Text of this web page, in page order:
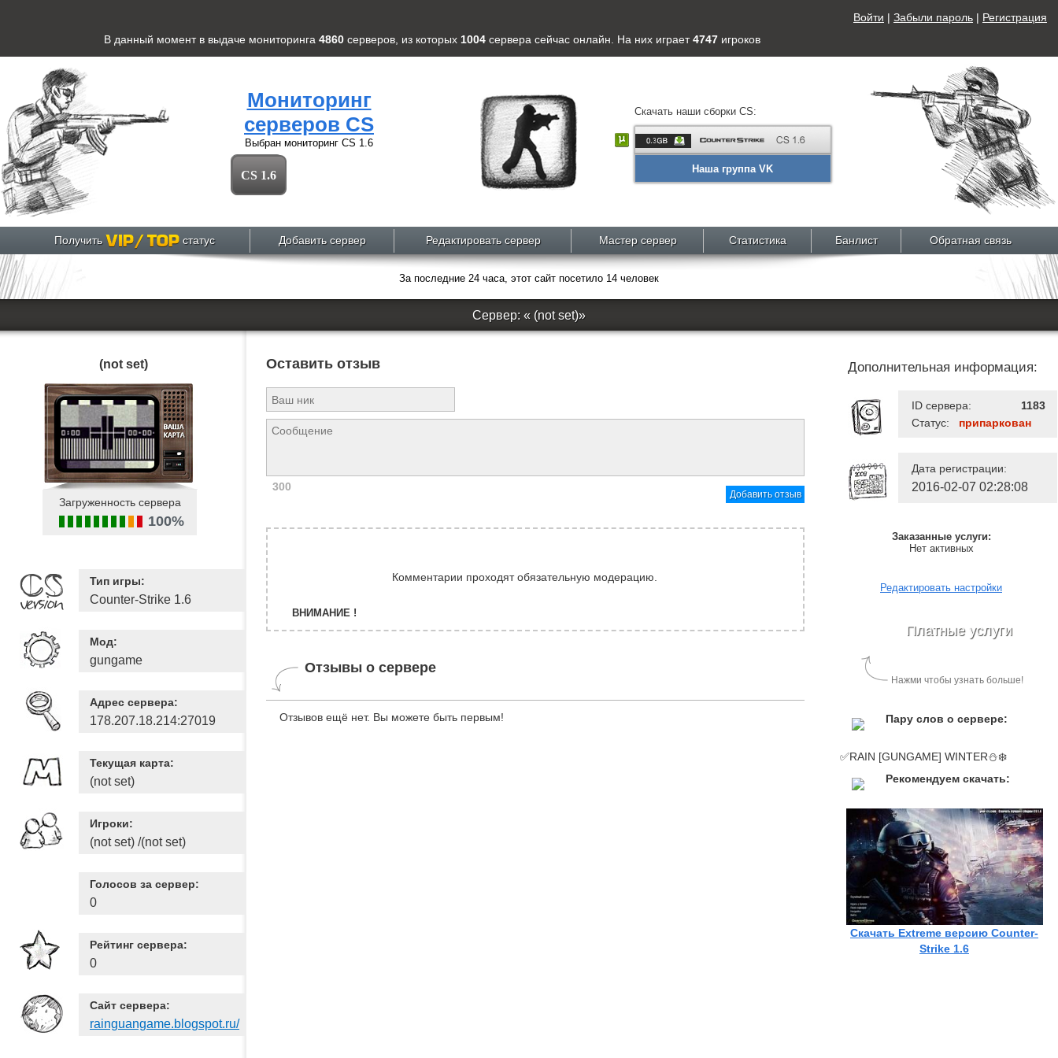
Войти | Забыли пароль | Регистрация
В данный момент в выдаче мониторинга 4860 серверов , из которых 1004 сервера сейчас онлайн. На них играет4747 игроков
Мониторинг
серверов CS
Выбран мониторинг CS 1.6
CS 1.6
Скачать наши сборки CS:
Наша группа VK
Получить статус Добавить сервер Редактировать сервер Мастер сервер Статистика Банлист Обратная связь
За последние 24 часа, этот сайт посетило 14 человек
Сервер: « (not set)»
(not set)
Загруженность сервера
100%
Тип игры:
Counter-Strike 1.6
Мод:
gungame
Адрес сервера:
178.207.18.214:27019
Текущая карта:
(not set)
Игроки:
(not set) /(not set)
Голосов за сервер:
0
Рейтинг сервера:
0
Сайт сервера:
rainguangame.blogspot.ru/
Оставить отзыв
300
Добавить отзыв
ВНИМАНИЕ !
Комментарии проходят обязательную модерацию.
Отзывы о сервере
Отзывов ещё нет. Вы можете быть первым!
Дополнительная информация:
ID сервера:
1183
Статус:
припаркован
Дата регистрации:
2016-02-07 02:28:08
Заказанные услуги:
Нет активных
Редактировать настройки
Платные услуги
Нажми чтобы узнать больше!
Пару слов о сервере:
✅RAIN [GUNGAME] WINTER⛄❄️
Рекомендуем скачать:
Скачать Extreme версию Counter-
Strike 1.6